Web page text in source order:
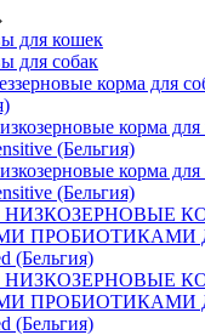
для кошек
для собак
корма для
корма
(Бельгия)
корма для
(Бельгия)
ПРОБИОТИКАМИ
(Бельгия)
ПРОБИОТИКАМИ
(Бельгия)